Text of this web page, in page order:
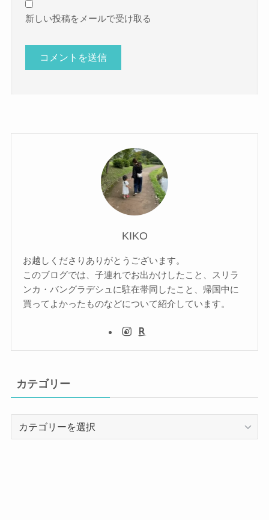
新しい投稿をメールで受け取る
KIKO
お越しくださりありがとうございます。
このブログでは、子連れでお出かけしたこと、スリラ
ンカ・バングラデシュに駐在帯同したこと、帰国中に
買ってよかったものなどについて紹介しています。
カテゴリー